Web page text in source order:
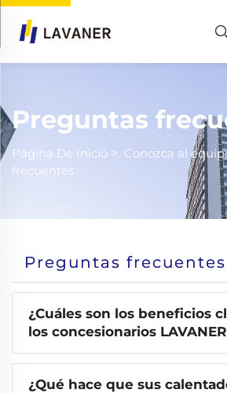
Preguntas
Página De Inicio > Conozca al
frecuentes
Preguntas frecuentes
¿Cuáles son los beneficios
los concesionarios
¿Qué hace que sus